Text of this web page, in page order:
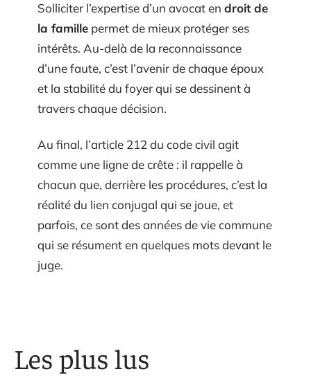
Solliciter l’expertise d’un avocat en droit de
la famille permet de mieux protéger ses
intérêts. Au-delà de la reconnaissance
d’une faute, c’est l’avenir de chaque époux
et la stabilité du foyer qui se dessinent à
travers chaque décision.
Au final, l’article 212 du code civil agit
comme une ligne de crête : il rappelle à
chacun que, derrière les procédures, c’est la
réalité du lien conjugal qui se joue, et
parfois, ce sont des années de vie commune
qui se résument en quelques mots devant le
juge.
Les plus lus